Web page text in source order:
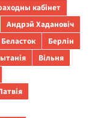
кабінет
Андрэй Хадановіч
Беласток
Берлін
Вільня